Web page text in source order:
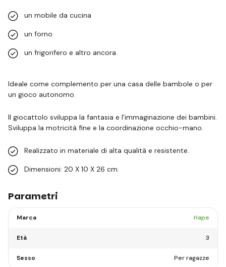
un mobile da cucina
un forno
un frigorifero e altro ancora.
Ideale come complemento per una casa delle bambole o per
un gioco autonomo.
Il giocattolo sviluppa la fantasia e l'immaginazione dei bambini.
Sviluppa la motricità fine e la coordinazione occhio-mano.
Realizzato in materiale di alta qualità e resistente.
Dimensioni: 20 X 10 X 26 cm.
Parametri
Marca Hape
Età 3
Sesso Per ragazze